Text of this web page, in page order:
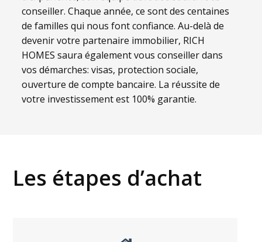
conseiller. Chaque année, ce sont des centaines
de familles qui nous font confiance. Au-delà de
devenir votre partenaire immobilier, RICH
HOMES saura également vous conseiller dans
vos démarches: visas, protection sociale,
ouverture de compte bancaire. La réussite de
votre investissement est 100% garantie.
Les étapes d’achat